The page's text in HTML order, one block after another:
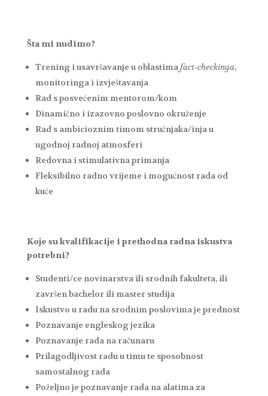
Šta mi nudimo?
Trening i usavršavanje u oblastima fact-checkinga,
monitoringa i izvještavanja
Rad s posvećenim mentorom/kom
Dinamično i izazovno poslovno okruženje
Rad s ambicioznim timom stručnjaka/inja u
ugodnoj radnoj atmosferi
Redovna i stimulativna primanja
Fleksibilno radno vrijeme i mogućnost rada od
kuće
Koje su kvalifikacije i prethodna radna iskustva
potrebni?
Studenti/ce novinarstva ili srodnih fakulteta, ili
završen bachelor ili master studija
Iskustvo u radu na srodnim poslovima je prednost
Poznavanje engleskog jezika
Poznavanje rada na računaru
Prilagodljivost radu u timu te sposobnost
samostalnog rada
Poželjno je poznavanje rada na alatima za